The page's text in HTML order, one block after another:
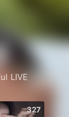
LIVE
327